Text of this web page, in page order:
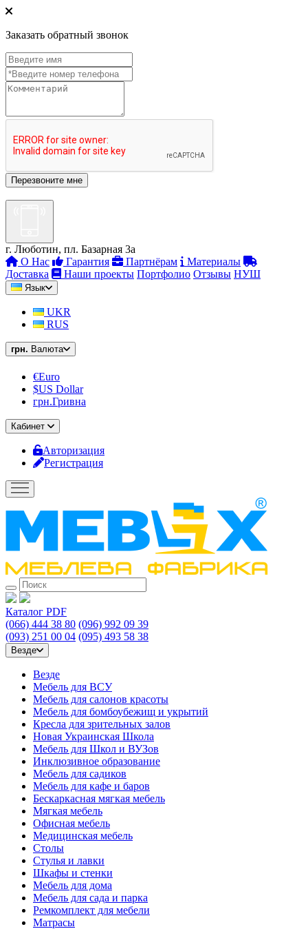
Заказать обратный звонок
г. Люботин, пл. Базарная 3а
О Нас
Гарантия Партнёрам
Материалы
Доставка
Наши проекты Портфолио Отзывы НУШ
Язык
UKR
RUS
грн. Валюта
€Euro
$US Dollar
грн.Гривна
Кабинет
Авторизация
Регистрация
Каталог PDF
(066) 444 38 80 (096) 992 09 39
(093) 251 00 04 (095) 493 58 38
Везде
Везде
Мебель для ВСУ
Мебель для салонов красоты
Мебель для бомбоубежищ и укрытий
Кресла для зрительных залов
Новая Украинская Школа
Мебель для Школ и ВУЗов
Инклюзивное образование
Мебель для садиков
Мебель для кафе и баров
Бескаркасная мягкая мебель
Мягкая мебель
Офисная мебель
Медицинская мебель
Столы
Стулья и лавки
Шкафы и стенки
Мебель для дома
Мебель для сада и парка
Ремкомплект для мебели
Матрасы